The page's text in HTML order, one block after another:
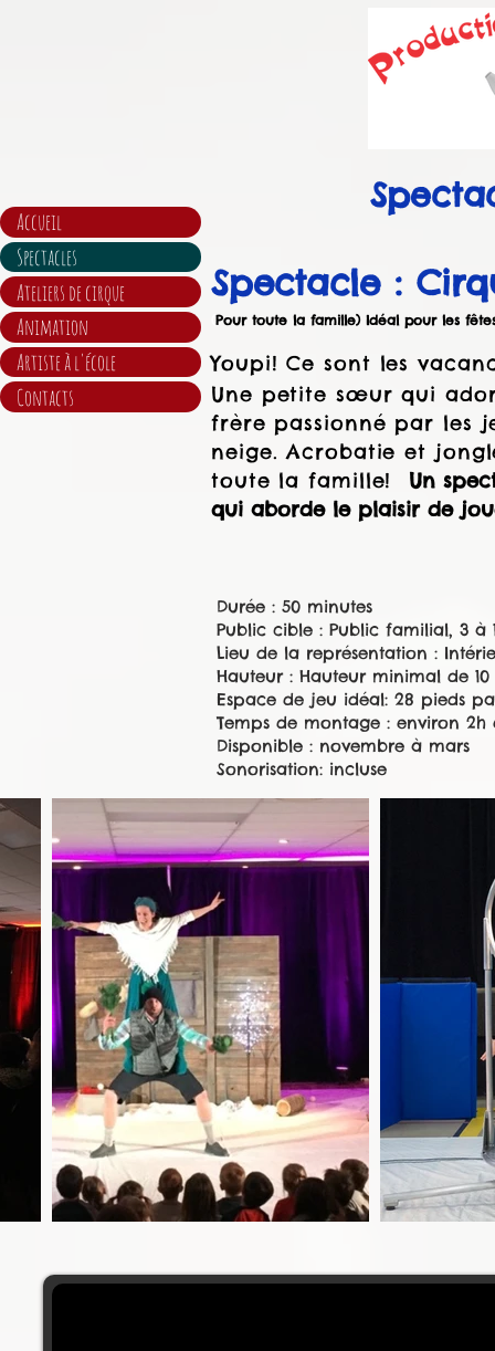
Spectacle :
Pour toute la famille) Idéal pour les
Youpi! Ce sont les
Une petite sœur qui
frère passionné par les
neige. Acrobatie et
toute la famille! Un
qui aborde le plaisir de
Durée : 50 minutes
Public cible : Public familial, 3 à
Lieu de la représentation :
Hauteur : Hauteur minimal de
Espace de jeu idéal: 28 pieds
Temps de montage : environ
Disponible : novembre à mars
Sonorisation: incluse
Accueil
Spectacles
Ateliers de cirque
Animation
Artiste à l'école
Contacts